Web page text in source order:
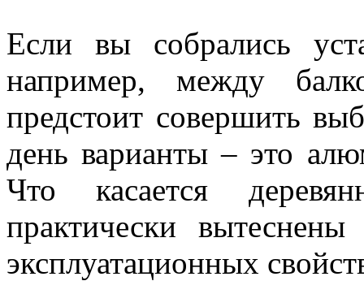
Если вы собрались
например, между
предстоит совершить
день варианты – это
Что касается
практически
эксплуатационных